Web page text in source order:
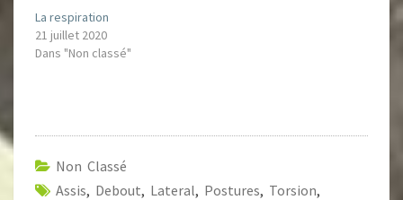
La respiration
21 juillet 2020
Dans "Non classé"
Non Classé
Assis, Debout, Lateral, Postures, Torsion,